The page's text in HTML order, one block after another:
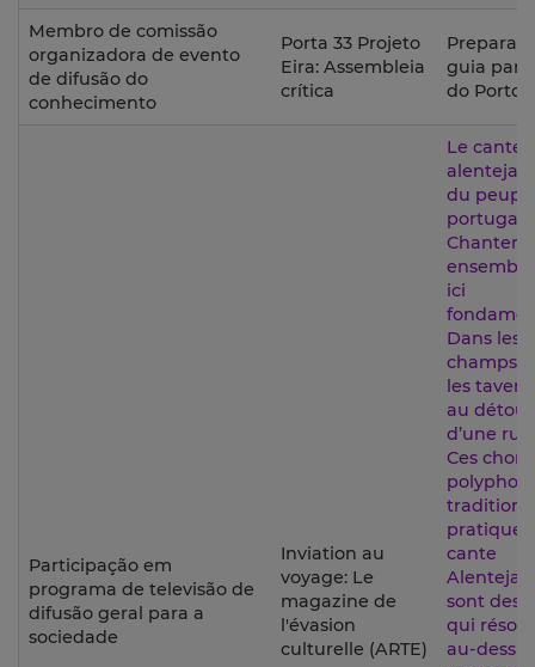
Membro de comissão
organizadora de evento
de difusão do
conhecimento
Porta 33 Projeto
Eira: Assembleia
crítica
guia para
do Porto
Participação em
programa de televisão de
difusão geral para a
sociedade
Inviation au
voyage: Le
magazine de
l'évasion
culturelle (ARTE)
Le cante
du
portugais
Chanter
ici
Dans les
champs,
les
au détour
d’une
Ces
cante
sont des
qui
au-